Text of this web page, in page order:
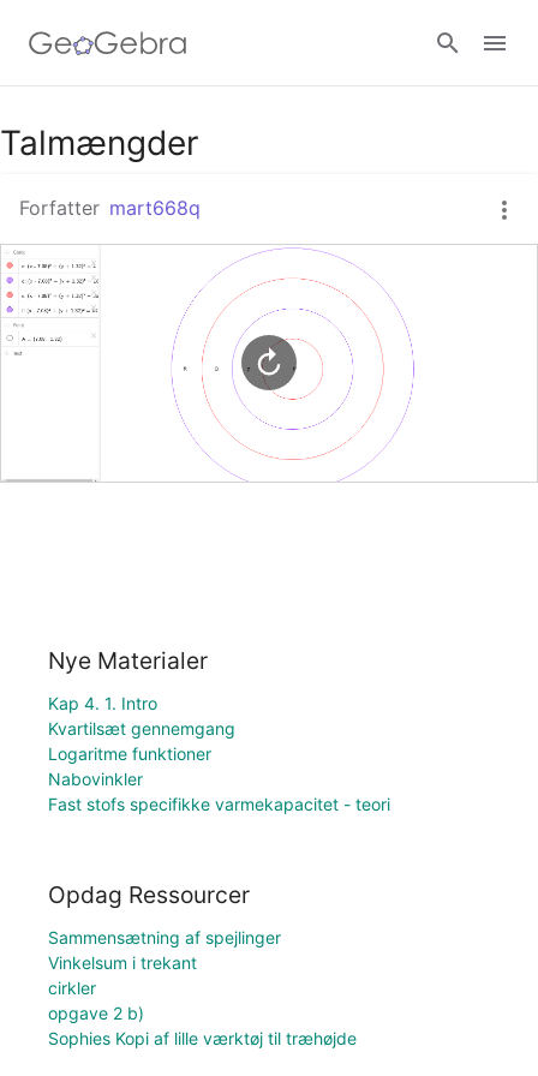
Google Classroom
GeoGebra Classroom
Log ind
Talmængder
Forfatter mart668q
Nye Materialer
Kap 4. 1. Intro
Kvartilsæt gennemgang
Logaritme funktioner
Nabovinkler
Fast stofs specifikke varmekapacitet - teori
Opdag Ressourcer
Sammensætning af spejlinger
Vinkelsum i trekant
cirkler
opgave 2 b)
Sophies Kopi af lille værktøj til træhøjde